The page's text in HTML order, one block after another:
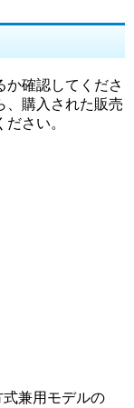
か確認してくださ
、購入された販売
さい。
兼用モデルの